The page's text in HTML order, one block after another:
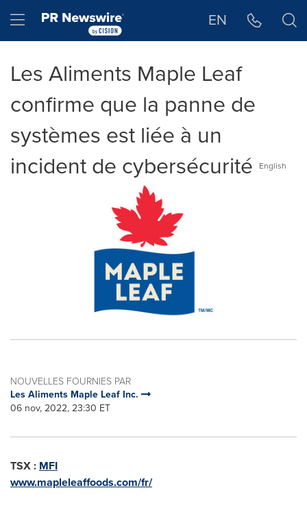
Hamburger menu EN
Les Aliments Maple Leaf
confirme que la panne de
systèmes est liée à un
incident de cybersécurité
English
NOUVELLES FOURNIES PAR
Les Aliments Maple Leaf Inc.
06 nov, 2022, 23:30 ET
TSX : MFI
www.mapleleaffoods.com/fr/